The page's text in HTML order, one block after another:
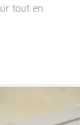
tout en